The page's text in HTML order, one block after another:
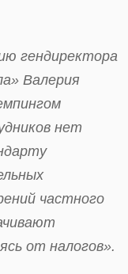
гендиректора
Валерия
нет
частного
от налогов».